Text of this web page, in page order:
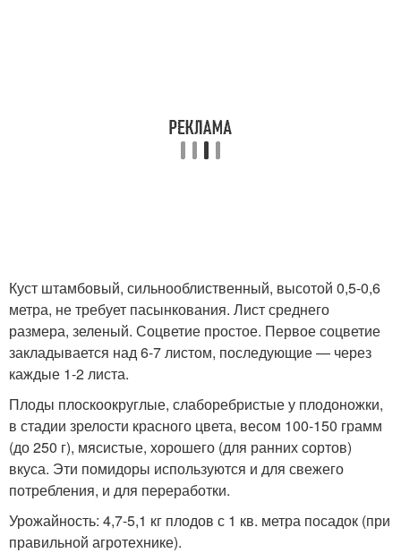
Куст штамбовый, сильнооблиственный, высотой 0,5-0,6
метра, не требует пасынкования. Лист среднего
размера, зеленый. Соцветие простое. Первое соцветие
закладывается над 6-7 листом, последующие — через
каждые 1-2 листа.
Плоды плоскоокруглые, слаборебристые у плодоножки,
в стадии зрелости красного цвета, весом 100-150 грамм
(до 250 г), мясистые, хорошего (для ранних сортов)
вкуса. Эти помидоры используются и для свежего
потребления, и для переработки.
Урожайность: 4,7-5,1 кг плодов с 1 кв. метра посадок (при
правильной агротехнике).